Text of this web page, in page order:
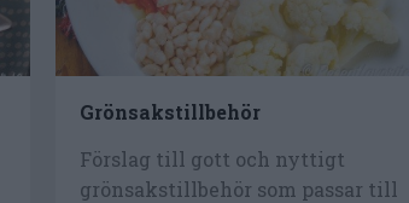
Grönsakstillbehör
Förslag till gott och nyttigt
grönsakstillbehör som passar till